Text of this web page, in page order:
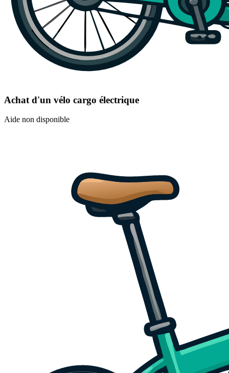
Achat d'un vélo cargo électrique
Aide non disponible